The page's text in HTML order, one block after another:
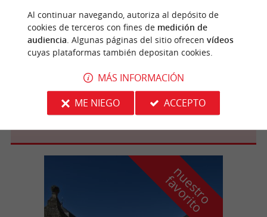
Ferme de Tartifume
Pessac
n
u
e
s
t
r
o
f
a
v
o
r
i
t
o
Al continuar navegando, autoriza al depósito de
cookies de terceros con fines de medición de
audiencia. Algunas páginas del sitio ofrecen vídeos
cuyas plataformas también depositan cookies.
MÁS INFORMACIÓN
ME NIEGO
ACCEPTO